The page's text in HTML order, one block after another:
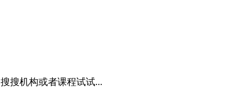
搜搜机构或者课程试试...